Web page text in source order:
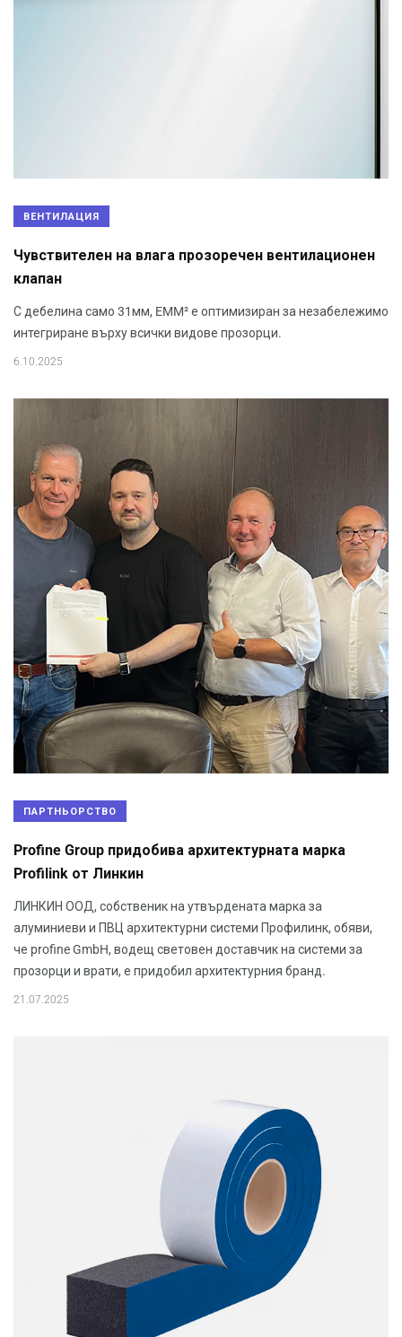
ВЕНТИЛАЦИЯ
Чувствителен на влага прозоречен вентилационен
клапан
С дебелина само 31мм, EMM² е оптимизиран за незабележимо
интегриране върху всички видове прозорци.
6.10.2025
ПАРТНЬОРСТВО
Profine Group придобива архитектурната марка
Profilink от Линкин
ЛИНКИН ООД, собственик на утвърдената марка за
алуминиеви и ПВЦ архитектурни системи Профилинк, обяви,
че profine GmbH, водещ световен доставчик на системи за
прозорци и врати, е придобил архитектурния бранд.
21.07.2025